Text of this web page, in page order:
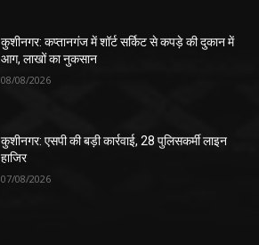
कुशीनगर: कप्तानगंज में शॉर्ट सर्किट से कपड़े की दुकान में
आग, लाखों का नुकसान
08/08/2026
कुशीनगर: एसपी की बड़ी कार्रवाई, 28 पुलिसकर्मी लाइन
हाजिर
07/08/2026